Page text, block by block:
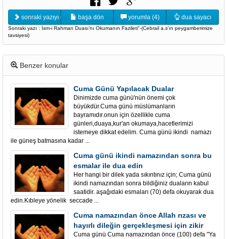
sonraki yazıyı oku başa dön yorumla (4) dua sayacı
Sonraki yazı : İsm-i Rahman Duası’nı Okumanın Fazileti"-(Cebrail a.s'ın peygamberimize
tavsiyesi)
Benzer konular
Cuma Günü Yapılacak Dualar
Dinimizde cuma günü'nün önemi çok
büyükdür.Cuma günü müslümanların
bayramıdır.onun için özellikle cuma
günleri,duaya,kur'an okumaya,hacetlerimizi
istemeye dikkat edelim. Cuma günü ikindi namazı
ile güneş batmasına kadar ...
Cuma günü ikindi namazından sonra bu
esmalar ile dua edin
Her hangi bir dilek yada sıkıntınız için; Cuma günü
ikindi namazından sonra bildiğiniz duaların kabul
saatidir. aşağıdaki esmaları (70) defa okuyarak dua
edin.Kıbleye yönelik seccade ...
Cuma namazından önce Allah rızası ve
hayırlı dileğin gerçekleşmesi için zikir
Cuma günü Cuma namazından önce (100) defa "Ya